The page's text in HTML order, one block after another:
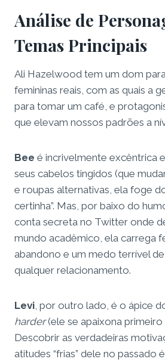
Análise de
Temas Principais
Ali Hazelwood tem um dom
femininas reais, com as quais a
para tomar um café, e
que elevam nossos padrões a
Bee é incrivelmente excêntrica
seus cabelos tingidos (que
e roupas alternativas, ela foge
certinha”. Mas, por baixo do
conta secreta no Twitter onde
mundo acadêmico, ela carrega
abandono e um medo terrível
qualquer relacionamento.
Levi, por outro lado, é o ápice
harder(ele se apaixona
Descobrir as verdadeiras
atitudes “frias” dele no passado